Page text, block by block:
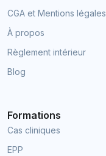
CGA et Mentions légales
À propos
Règlement intérieur
Blog
Formations
Cas cliniques
EPP